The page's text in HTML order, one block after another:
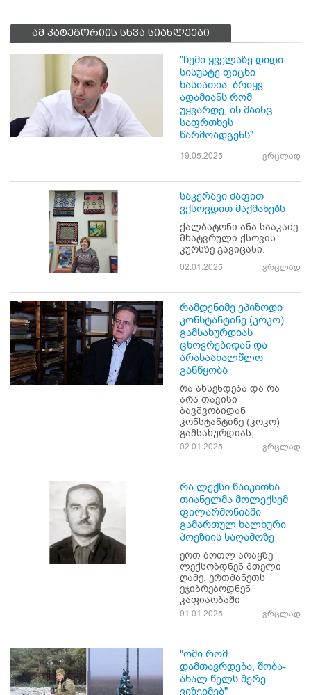
ამ კატეგორიის სხვა სიახლეები
"ჩემი ყველაზე დიდი
სისუსტე ფიცხი
ხასიათია. ბრიყვ
ადამიანს რომ
უყვარდე, ის მაინც
საფრთხეს
წარმოადგენს"
19.05.2025 ვრცლად
საკერავი ძაფით
ვქსოვდით მაქმანებს
ქალბატონი ანა სააკაძე
მხატვრული ქსოვის
კურსზე გავიცანი.
02.01.2025 ვრცლად
რამდენიმე ეპიზოდი
კონსტანტინე (კოკო)
გამსახურდიას
ცხოვრებიდან და
არასაახალწლო
განწყობა
რა ახსენდება და რა
არა თავისი
ბავშვობიდან
კონსტანტინე (კოკო)
გამსახურდიას,
02.01.2025 ვრცლად
რა ლექსი წაიკითხა
თიანელმა მოლექსემ
ფილარმონიაში
გამართულ ხალხური
პოეზიის საღამოზე
ერთ ბოთლ არაყზე
ლექსობდნენ მთელი
ღამე. ერთმანეთს
ეჯიბრებოდნენ
კაფიაობაში
01.01.2025 ვრცლად
"ომი რომ
დამთავრდება, შობა-
ახალ წელს მერე
ვიზეიმებ"